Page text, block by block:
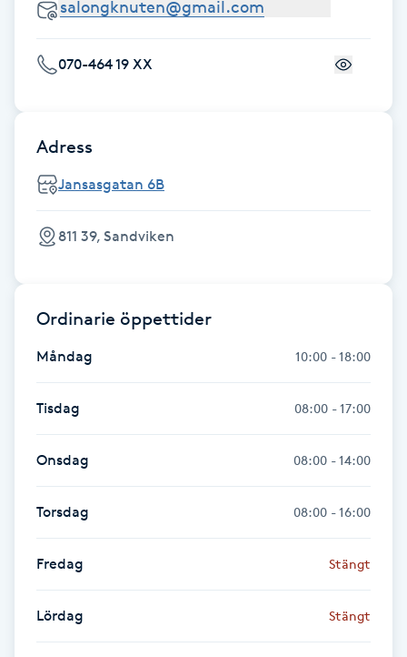
Fransk manikyr
Fransrengöring
Frekvensterapi
Friskvård
Funktionsanalys
070-464 19 XX
Adress
Jansasgatan 6B
811 39, Sandviken
Ordinarie öppettider
Måndag 10:00 - 18:00
Tisdag 08:00 - 17:00
Onsdag 08:00 - 14:00
Torsdag 08:00 - 16:00
Fredag Stängt
Lördag Stängt